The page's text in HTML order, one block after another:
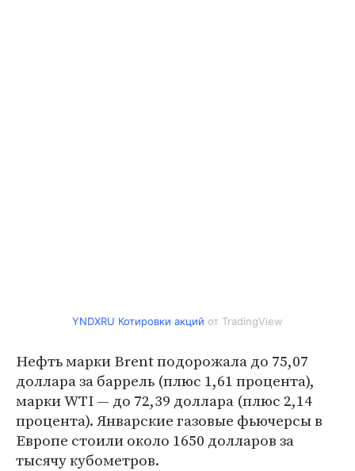
YNDXRU Котировки акций от TradingView
Нефть марки Brent подорожала до 75,07
доллара за баррель (плюс 1,61 процента),
марки WTI — до 72,39 доллара (плюс 2,14
процента). Январские газовые фьючерсы в
Европе стоили около 1650 долларов за
тысячу кубометров.